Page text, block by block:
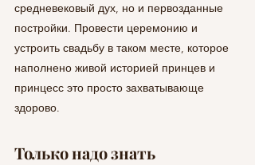
средневековый дух, но и первозданные
постройки. Провести церемонию и
устроить свадьбу в таком месте, которое
наполнено живой историей принцев и
принцесс это просто захватывающе
здорово.
Только надо знать